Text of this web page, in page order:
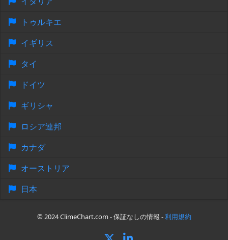
トゥルキエ
イギリス
タイ
ドイツ
ギリシャ
ロシア連邦
カナダ
オーストリア
日本
© 2024 ClimeChart.com - 保証なしの情報 -利用規約